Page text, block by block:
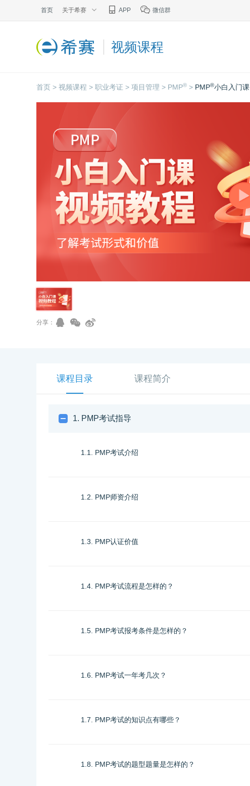
首页 关于希赛 APP 微信群
视频课程
首页 > 视频课程 > 职业考证 > 项目管理 > PMP® > PMP®小白入门课
分享：
课程目录 课程简介
1. PMP考试指导
1.1. PMP考试介绍
1.2. PMP师资介绍
1.3. PMP认证价值
1.4. PMP考试流程是怎样的？
1.5. PMP考试报考条件是怎样的？
1.6. PMP考试一年考几次？
1.7. PMP考试的知识点有哪些？
1.8. PMP考试的题型题量是怎样的？